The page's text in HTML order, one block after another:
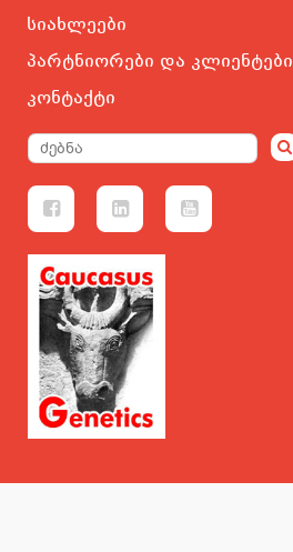
სიახლეები
პარტნიორები და კლიენტები
კონტაქტი